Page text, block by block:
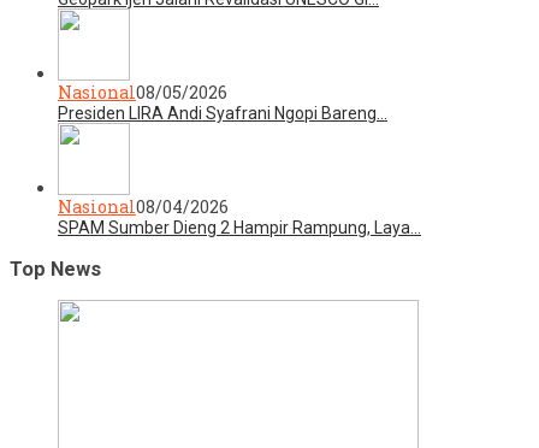
Nasional08/05/2026
Presiden LIRA Andi Syafrani Ngopi Bareng…
Nasional08/04/2026
SPAM Sumber Dieng 2 Hampir Rampung, Laya…
Top News